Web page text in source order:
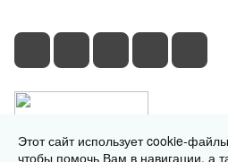
Этот сайт использует cookie-
чтобы помочь Вам в навигации, а